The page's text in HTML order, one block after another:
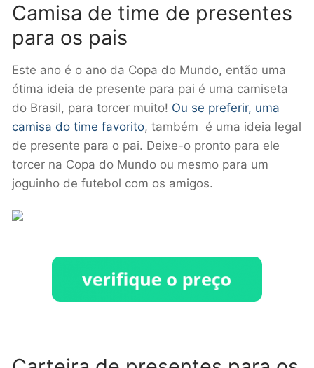
Camisa de time de presentes
para os pais
Este ano é o ano da Copa do Mundo, então uma
ótima ideia de presente para pai é uma camiseta
do Brasil, para torcer muito! Ou se preferir, uma
camisa do time favorito, também é uma ideia legal
de presente para o pai. Deixe-o pronto para ele
torcer na Copa do Mundo ou mesmo para um
joguinho de futebol com os amigos.